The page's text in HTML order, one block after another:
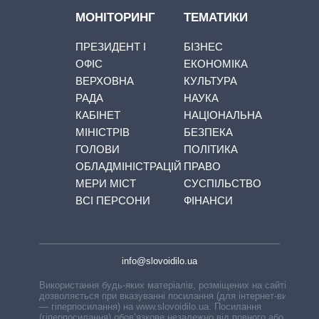
МОНІТОРИНГ
ПРЕЗИДЕНТ І
ОФІС
ВЕРХОВНА
РАДА
КАБІНЕТ
МІНІСТРІВ
ГОЛОВИ
ОБЛАДМІНІСТРАЦІЙ
МЕРИ МІСТ
ВСІ ПЕРСОНИ
ТЕМАТИКИ
БІЗНЕС
ЕКОНОМІКА
КУЛЬТУРА
НАУКА
НАЦІОНАЛЬНА
БЕЗПЕКА
ПОЛІТИКА
ПРАВО
СУСПІЛЬСТВО
ФІНАНСИ
info@slovoidilo.ua
Використання будь-яких матеріалів, розміщених на сайті,
дозволяється при вказуванні посилання (для інтернет-видань
— гіперпосилання) на www.slovoidilo.ua. Посилання